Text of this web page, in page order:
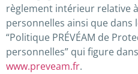
règlement intérieur relative
personnelles ainsi que
“Politique PRÉVÉAM de
personnelles” qui figure
www.preveam.fr.